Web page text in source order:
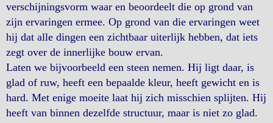
verschijningsvorm waar en beoordeelt die op grond van
zijn ervaringen ermee. Op grond van die ervaringen weet
hij dat alle dingen een zichtbaar uiterlijk hebben, dat iets
zegt over de innerlijke bouw ervan.
Laten we bijvoorbeeld een steen nemen. Hij ligt daar, is
glad of ruw, heeft een bepaalde kleur, heeft gewicht en is
hard. Met enige moeite laat hij zich misschien splijten. Hij
heeft van binnen dezelfde structuur, maar is niet zo glad.